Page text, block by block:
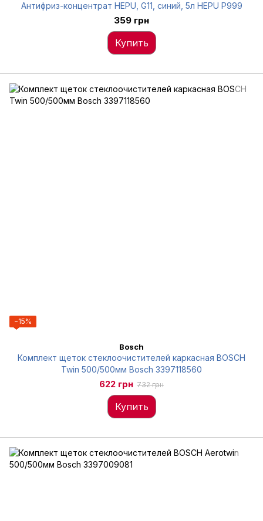
Антифриз-концентрат HEPU, G11, синий, 5л HEPU P999
359 грн
Купить
−15%
Bosch
Комплект щеток стеклоочистителей каркасная BOSCH
Twin 500/500мм Bosch 3397118560
622 грн 732 грн
Купить